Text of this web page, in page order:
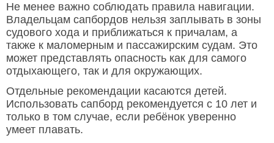
Не менее важно соблюдать правила навигации.
Владельцам сапбордов нельзя заплывать в зоны
судового хода и приближаться к причалам, а
также к маломерным и пассажирским судам. Это
может представлять опасность как для самого
отдыхающего, так и для окружающих.
Отдельные рекомендации касаются детей.
Использовать сапборд рекомендуется с 10 лет и
только в том случае, если ребёнок уверенно
умеет плавать.